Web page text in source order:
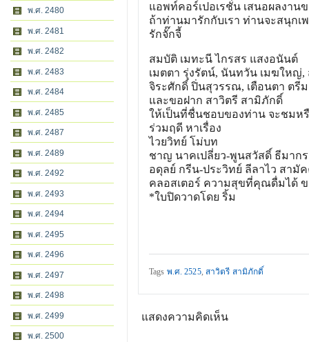
พ.ศ. 2480
พ.ศ. 2481
พ.ศ. 2482
พ.ศ. 2483
พ.ศ. 2484
พ.ศ. 2485
พ.ศ. 2487
พ.ศ. 2489
พ.ศ. 2492
พ.ศ. 2493
พ.ศ. 2494
พ.ศ. 2495
พ.ศ. 2496
พ.ศ. 2497
พ.ศ. 2498
พ.ศ. 2499
พ.ศ. 2500
แอพท์คอร์เปอเรชั่น เสนอผลงาน
ถ้าท่านมารักกับเรา ท่านจะสนุกเ
รักจั๊กจี้
สมบัติ เมทะนี ไกรสร แสงอนันต์
เมตตา รุ่งรัตน์, นันทวัน เมฆใหญ่
จิระศักดิ์ ปิ่นสุวรรณ, เตือนตา ตรี
และขอฝาก สาวิตรี สามิภักดิ์
ให้เป็นที่ชื่นชอบของท่าน จะชมห
ร่วมฤดี หาเรื่อง
ไวยวิทย์ โม่บท
ชาญ นาคเปลี่ยว-พูนสวัสดิ์ ธีมาก
อดุลย์ กรีน-ประวิทย์ ลีลาไว สามั
คลอสเตอร์ ความสุขที่คุณดื่มได้
*ใบปิดวาดโดย ริ้ม
Tags พ.ศ. 2525, สาวิตรี สามิภักดิ์
แสดงความคิดเห็น